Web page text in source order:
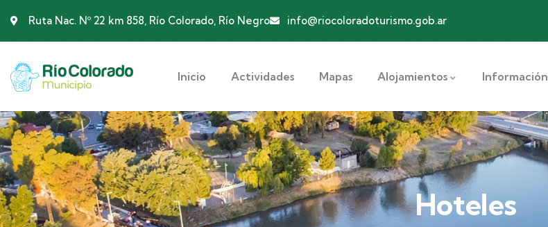
Ruta Nac. Nº 22 km 858, Río Colorado, Río Negro info@riocoloradoturismo.gob.ar
Inicio Actividades Mapas Alojamientos Información
Hoteles